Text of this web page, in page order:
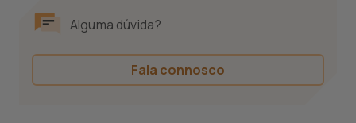
Alguma dúvida?
Fala connosco